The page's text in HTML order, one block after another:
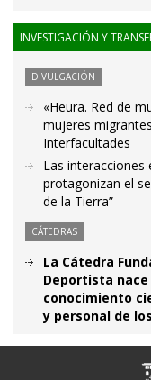
INVESTIGACIÓN Y
DIVULGACIÓN
«Heura. Red de
mujeres
Interfacultades
Las interacciones
protagonizan el
de la Tierra”
CÁTEDRAS
La Cátedra
Deportista
conocimiento
y personal de